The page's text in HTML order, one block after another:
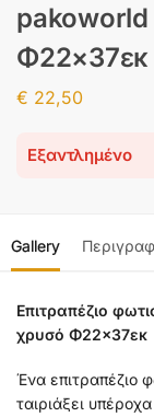
€ 22,50
Εξαντλημένο
Gallery
Επιτραπέζιο
χρυσό Φ22×37εκ
Ένα επιτραπέζιο
ταιριάξει